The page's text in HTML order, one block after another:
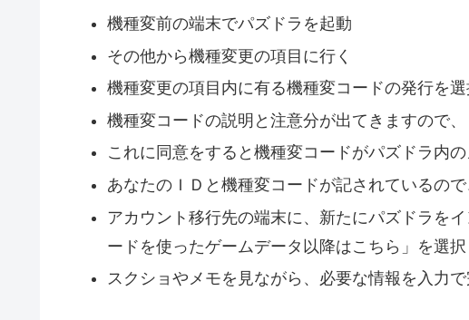
機種変前の端末でパズドラを起動
その他から機種変更の項目に行く
機種変更の項目内に有る機種変コードの発行を選
機種変コードの説明と注意分が出てきますので
これに同意をすると機種変コードがパズドラ内
あなたのＩＤと機種変コードが記されているの
アカウント移行先の端末に、新たにパズドラを
ードを使ったゲームデータ以降はこちら」を選択
スクショやメモを見ながら、必要な情報を入力で